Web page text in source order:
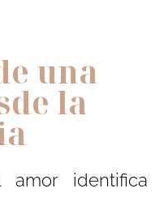
una
la
amor identifica